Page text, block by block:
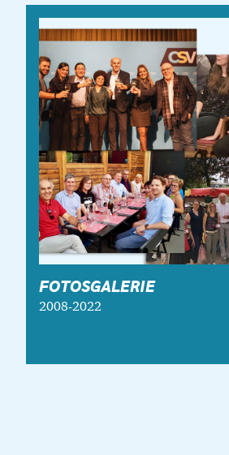
FOTOSGALERIE
2008-2022